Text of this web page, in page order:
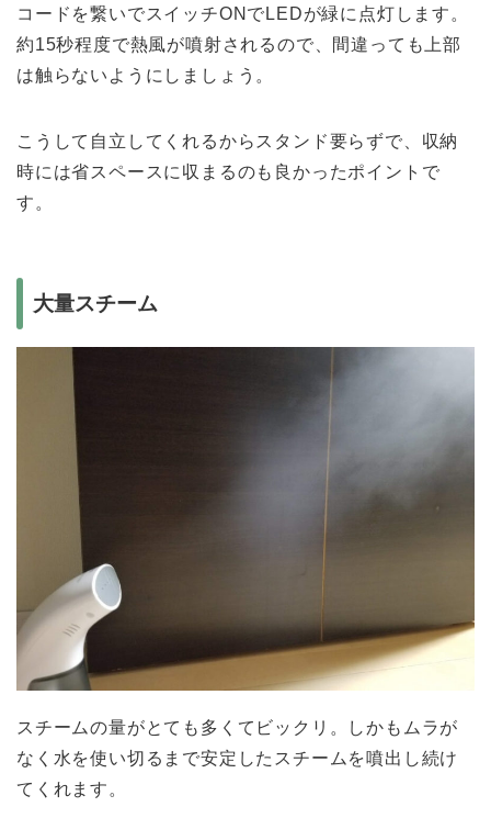
コードを繋いでスイッチONでLEDが緑に点灯します。
約15秒程度で熱風が噴射されるので、間違っても上部
は触らないようにしましょう。
こうして自立してくれるからスタンド要らずで、収納
時には省スペースに収まるのも良かったポイントで
す。
大量スチーム
スチームの量がとても多くてビックリ。しかもムラが
なく水を使い切るまで安定したスチームを噴出し続け
てくれます。